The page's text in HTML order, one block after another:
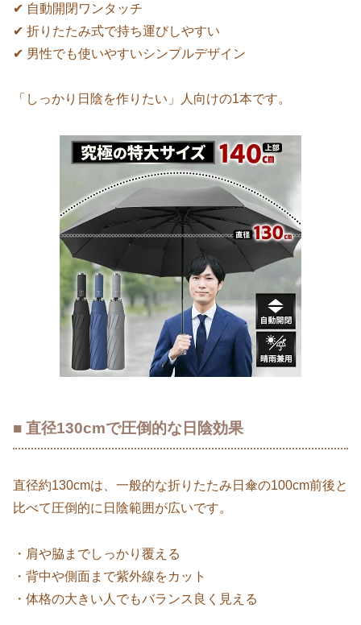
✔ 自動開閉ワンタッチ
✔ 折りたたみ式で持ち運びしやすい
✔ 男性でも使いやすいシンプルデザイン
「しっかり日陰を作りたい」人向けの1本です。
■ 直径130cmで圧倒的な日陰効果
直径約130cmは、一般的な折りたたみ日傘の100cm前後と
比べて圧倒的に日陰範囲が広いです。
・肩や脇までしっかり覆える
・背中や側面まで紫外線をカット
・体格の大きい人でもバランス良く見える